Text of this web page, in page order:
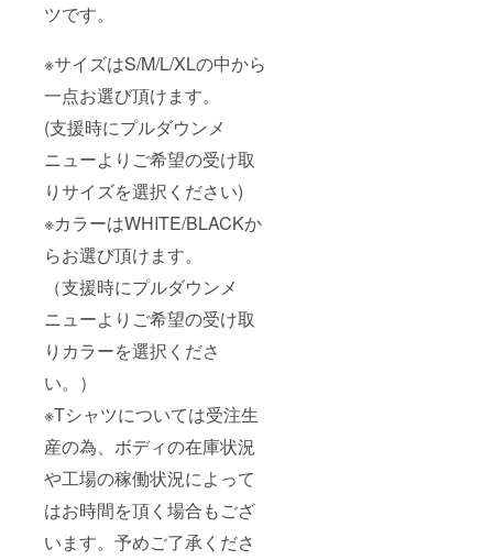
ツです。
※サイズはS/M/L/XLの中から
一点お選び頂けます。
(支援時にプルダウンメ
ニューよりご希望の受け取
りサイズを選択ください)
※カラーはWHITE/BLACKか
らお選び頂けます。
（支援時にプルダウンメ
ニューよりご希望の受け取
りカラーを選択くださ
い。）
※Tシャツについては受注生
産の為、ボディの在庫状況
や工場の稼働状況によって
はお時間を頂く場合もござ
います。予めご了承くださ